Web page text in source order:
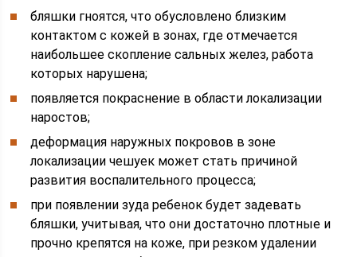
бляшки гноятся, что обусловлено близким
контактом с кожей в зонах, где отмечается
наибольшее скопление сальных желез, работа
которых нарушена;
появляется покраснение в области локализации
наростов;
деформация наружных покровов в зоне
локализации чешуек может стать причиной
развития воспалительного процесса;
при появлении зуда ребенок будет задевать
бляшки, учитывая, что они достаточно плотные и
прочно крепятся на коже, при резком удалении